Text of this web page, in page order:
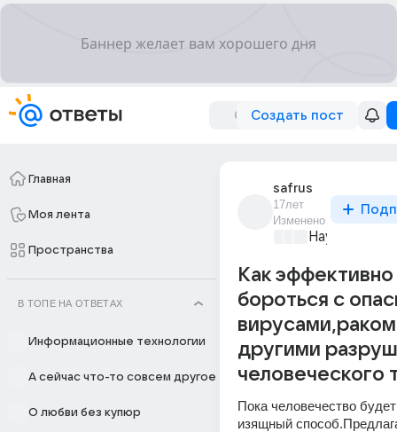
Создать пост
Главная
Моя лента
Пространства
В ТОПЕ НА ОТВЕТАХ
Информационные технологии
А сейчас что-то совсем другое
О любви без купюр
safrus
17лет
Изменено
Наука
Как эффективно
бороться с
другими
человеческого
Пока человечество
изящный